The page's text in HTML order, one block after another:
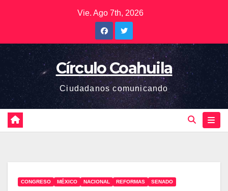
Vie. Ago 7th, 2026
Círculo Coahuila
Ciudadanos comunicando
CONGRESO MÉXICO NACIONAL REFORMAS SENADO